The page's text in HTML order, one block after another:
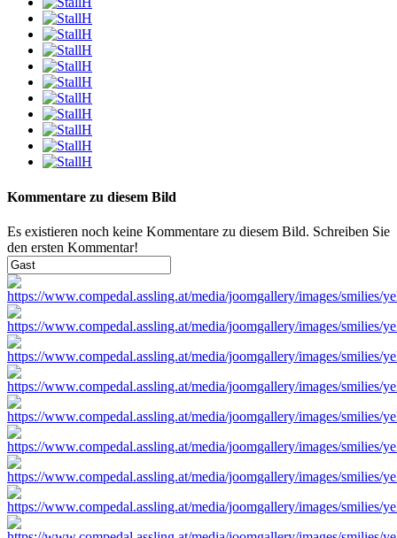
Kommentare zu diesem Bild
Es existieren noch keine Kommentare zu diesem Bild. Schreiben Sie
den ersten Kommentar!